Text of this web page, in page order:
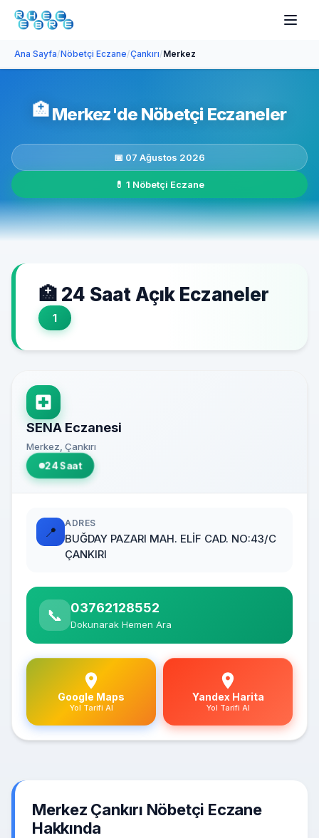
Ana Sayfa/Nöbetçi Eczane/Çankırı/Merkez
🏥Merkez'de Nöbetçi Eczaneler
📅 07 Ağustos 2026
💊 1 Nöbetçi Eczane
🏥 24 Saat Açık Eczaneler
1
SENA Eczanesi
Merkez, Çankırı
24 Saat
📍
ADRES
BUĞDAY PAZARI MAH. ELİF CAD. NO:43/C
ÇANKIRI
📞 03762128552
Dokunarak Hemen Ara
Google Maps
Yol Tarifi Al
Yandex Harita
Yol Tarifi Al
Merkez Çankırı Nöbetçi Eczane
Hakkında